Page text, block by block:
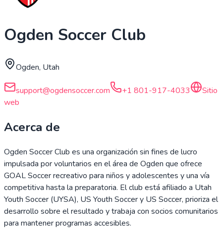
Ogden Soccer Club
Ogden, Utah
support@ogdensoccer.com +1 801-917-4033
Sitio
web
Acerca de
Ogden Soccer Club es una organización sin fines de lucro
impulsada por voluntarios en el área de Ogden que ofrece
GOAL Soccer recreativo para niños y adolescentes y una vía
competitiva hasta la preparatoria. El club está afiliado a Utah
Youth Soccer (UYSA), US Youth Soccer y US Soccer, prioriza el
desarrollo sobre el resultado y trabaja con socios comunitarios
para mantener programas accesibles.